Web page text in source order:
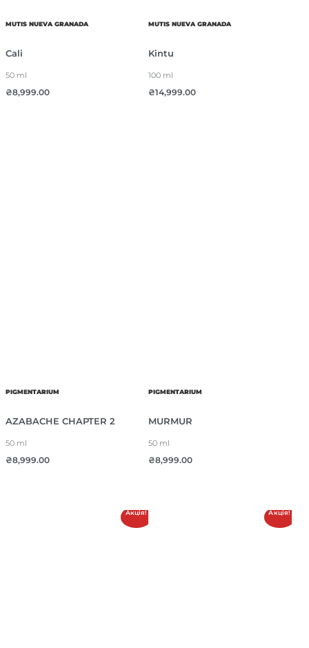
MUTIS NUEVA GRANADA
Cali
50 ml
₴8,999.00
MUTIS NUEVA GRANADA
Kintu
100 ml
₴14,999.00
PIGMENTARIUM
AZABACHE CHAPTER 2
50 ml
₴8,999.00
PIGMENTARIUM
MURMUR
50 ml
₴8,999.00
Акція! Акція!